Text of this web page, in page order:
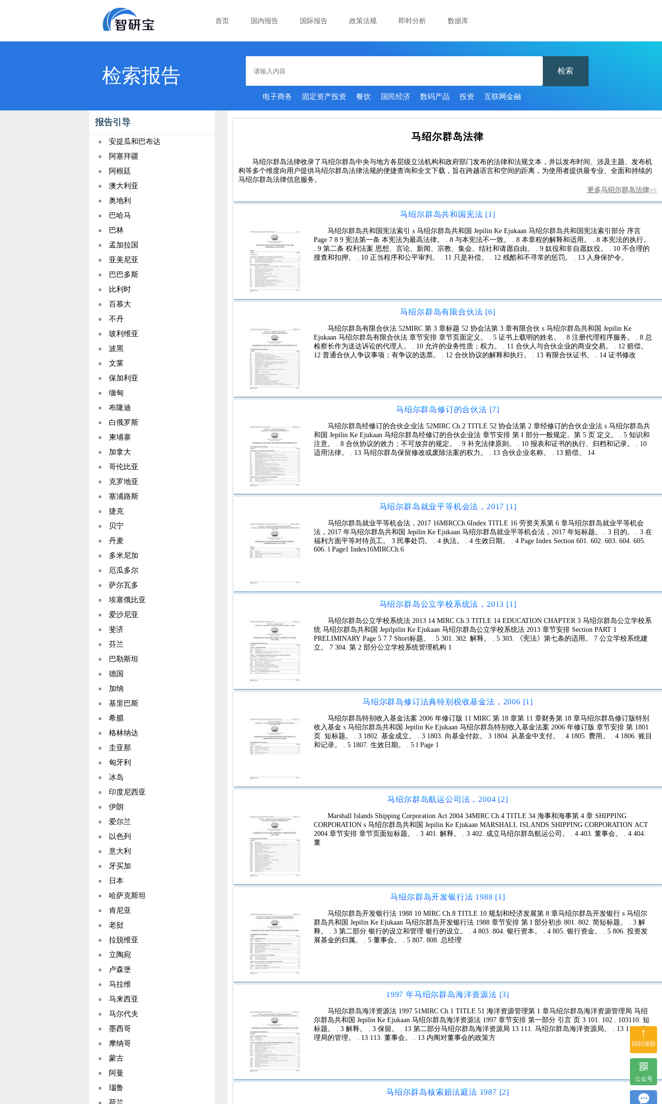
首页 国内报告 国际报告 政策法规 即时分析 数据库
检索报告 检索
电子商务 固定资产投资 餐饮 国民经济 数码产品 投资 互联网金融
报告引导
安提瓜和巴布达
阿塞拜疆
阿根廷
澳大利亚
奥地利
巴哈马
巴林
孟加拉国
亚美尼亚
巴巴多斯
比利时
百慕大
不丹
玻利维亚
波黑
文莱
保加利亚
缅甸
布隆迪
白俄罗斯
柬埔寨
加拿大
哥伦比亚
克罗地亚
塞浦路斯
捷克
贝宁
丹麦
多米尼加
厄瓜多尔
萨尔瓦多
埃塞俄比亚
爱沙尼亚
斐济
芬兰
巴勒斯坦
德国
加纳
基里巴斯
希腊
格林纳达
圭亚那
匈牙利
冰岛
印度尼西亚
伊朗
爱尔兰
以色列
意大利
牙买加
日本
哈萨克斯坦
肯尼亚
老挝
拉脱维亚
立陶宛
卢森堡
马拉维
马来西亚
马尔代夫
墨西哥
摩纳哥
蒙古
阿曼
瑙鲁
马绍尔群岛法律
马绍尔群岛法律收录了马绍尔群岛中央与地方各层级立法机构和政府部门发布的法律和法规文本，并以发布时间、涉及主题、发布机
构等多个维度向用户提供马绍尔群岛法律法规的便捷查询和全文下载，旨在跨越语言和空间的距离，为使用者提供最专业、全面和持续的
马绍尔群岛法律信息服务。
更多马绍尔群岛法律>>
马绍尔群岛共和国宪法 [1]
马绍尔群岛共和国宪法索引 s 马绍尔群岛共和国 Jepilin Ke Ejukaan 马绍尔群岛共和国宪法索引部分 序言
Page 7 8 9 宪法第一条 本宪法为最高法律。 . 8 与本宪法不一致。 . 8 本章程的解释和适用。 . 8 本宪法的执行。
. 9 第二条 权利法案 思想、言论、新闻、宗教、集会、结社和请愿自由。 . 9 奴役和非自愿奴役。 . 10 不合理的
搜查和扣押。 . 10 正当程序和公平审判。 . 11 只是补偿。 . 12 残酷和不寻常的惩罚。 . 13 人身保护令。
马绍尔群岛有限合伙法 [6]
马绍尔群岛有限合伙法 52MIRC 第 3 章标题 52 协会法第 3 章有限合伙 s 马绍尔群岛共和国 Jepilin Ke
Ejukaan 马绍尔群岛有限合伙法 章节安排 章节页面定义。 . 5 证书上载明的姓名。 . 8 注册代理程序服务。 . 8 总
检察长作为送达诉讼的代理人。 . 10 允许的业务性质；权力。 . 11 合伙人与合伙企业的商业交易。 . 12 赔偿。
12 普通合伙人争议事项；有争议的选票。 . 12 合伙协议的解释和执行。 . 13 有限合伙证书。 . 14 证书修改
马绍尔群岛修订的合伙法 [7]
马绍尔群岛经修订的合伙企业法 52MIRC Ch.2 TITLE 52 协会法第 2 章经修订的合伙企业法 s 马绍尔群岛共
和国 Jepilin Ke Ejukaan 马绍尔群岛经修订的合伙企业法 章节安排 第 I 部分一般规定。第 5 页 定义。 . 5 知识和
注意。 . 8 合伙协议的效力；不可放弃的规定。 . 9 补充法律原则。 . 10 报表和证书的执行、归档和记录。 . 10
适用法律。 . 13 马绍尔群岛保留修改或废除法案的权力。 . 13 合伙企业名称。 . 13 赔偿。 14
马绍尔群岛就业平等机会法，2017 [1]
马绍尔群岛就业平等机会法，2017 16MIRCCh.6Index TITLE 16 劳资关系第 6 章马绍尔群岛就业平等机会
法，2017 年马绍尔群岛共和国 Jepilin Ke Ejukaan 马绍尔群岛就业平等机会法，2017 年短标题。 . 3 目的。 . 3 在
福利方面平等对待员工。 3 民事处罚。 . 4 执法。 . 4 生效日期。 . 4 Page Index Section 601. 602. 603. 604. 605.
606. l Page1 Index16MIRCCh.6
马绍尔群岛公立学校系统法，2013 [1]
马绍尔群岛公立学校系统法 2013 14 MIRC Ch.3 TITLE 14 EDUCATION CHAPTER 3 马绍尔群岛公立学校系
统 马绍尔群岛共和国 Jepilpilin Ke Ejukaan 马绍尔群岛公立学校系统法 2013 章节安排 Section PART 1
PRELIMINARY Page 5 7 7 Short标题。 . 5 301. 302. 解释。 . 5 303. 《宪法》第七条的适用。 7 公立学校系统建
立。 7 304. 第 2 部分公立学校系统管理机构 1
马绍尔群岛修订法典特别税收基金法，2006 [1]
马绍尔群岛特别收入基金法案 2006 年修订版 11 MIRC 第 18 章第 11 章财务第 18 章马绍尔群岛修订版特别
收入基金 s 马绍尔群岛共和国 Jepilin Ke Ejukaan 马绍尔群岛特别收入基金法案 2006 年修订版 章节安排 第 1801
页. 短标题。 . 3 1802. 基金成立。 . 3 1803. 向基金付款。 3 1804. 从基金中支付。 . 4 1805. 费用。 . 4 1806. 账目
和记录。 . 5 1807. 生效日期。 . 5 l Page 1
马绍尔群岛航运公司法，2004 [2]
Marshall Islands Shipping Corporation Act 2004 34MIRC Ch.4 TITLE 34 海事和海事第 4 章 SHIPPING
CORPORATION s 马绍尔群岛共和国 Jepilin Ke Ejukaan MARSHALL ISLANDS SHIPPING CORPORATION ACT
2004 章节安排 章节页面短标题。 . 3 401. 解释。 . 3 402. 成立马绍尔群岛航运公司。 . 4 403. 董事会。 . 4 404.
董
马绍尔群岛开发银行法 1988 [1]
马绍尔群岛开发银行法 1988 10 MIRC Ch.8 TITLE 10 规划和经济发展第 8 章马绍尔群岛开发银行 s 马绍尔
群岛共和国 Jepilin Ke Ejukaan 马绍尔群岛开发银行法 1988 章节安排 第 I 部分初步 801. 802. 简短标题。 . 3 解
释。 . 3 第二部分 银行的设立和管理 银行的设立。 . 4 803. 804. 银行资本。 . 4 805. 银行资金。 . 5 806. 投资发
展基金的归属。 . 5 董事会。 . 5 807. 808. 总经理
1997 年马绍尔群岛海洋资源法 [3]
马绍尔群岛海洋资源法 1997 51MIRC Ch.1 TITLE 51 海洋资源管理第 1 章马绍尔群岛海洋资源管理局 马绍
尔群岛共和国 Jepilin Ke Ejukaan 马绍尔群岛海洋资源法 1997 章节安排 第一部分 引言 页 3 101. 102 . 103110. 短
标题。 . 3 解释。 . 3 保留。 . 13 第二部分马绍尔群岛海洋资源局 13 111. 马绍尔群岛海洋资源局。 . 13 112. 管
理局的管理。 . 13 113. 董事会。 . 13 内阁对董事会的政策方
马绍尔群岛核索赔法庭法 1987 [2]
↑
回到顶部
公众号